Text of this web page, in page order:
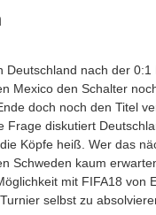
Deutschland nach der 0:1
Mexico den Schalter
doch noch den Titel
Frage diskutiert
Köpfe heiß. Wer das
Schweden kaum
mit FIFA18 von
selbst zu